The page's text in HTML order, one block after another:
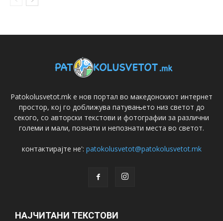
Patokolusvetot.mk е нов портал во македонскиот интернет
простор, кој го доближува патувањето низ светот до
секого, со авторски текстови и фотографии за различни
големи и мали, познати и непознати места во светот.
контактирајте не': patokolusvetot@patokolusvetot.mk
НАЈЧИТАНИ ТЕКСТОВИ